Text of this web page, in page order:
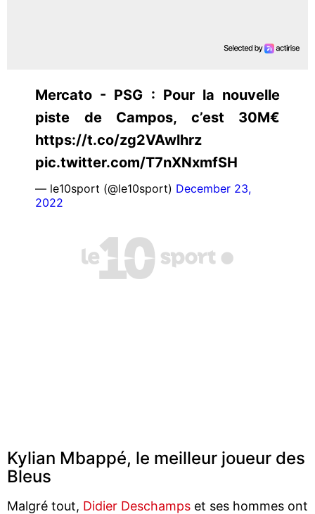
Mercato - PSG : Pour la nouvelle
piste de Campos, c’est 30M€
https://t.co/zg2VAwlhrz
pic.twitter.com/T7nXNxmfSH
— le10sport (@le10sport) December 23,
2022
Kylian Mbappé, le meilleur joueur des
Bleus
Malgré tout, Didier Deschamps et ses hommes ont